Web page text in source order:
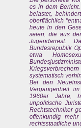
es in dem
belastet,
oberflächlich
heute in den
seien, die aus
Jugendarrest.
Bundesrepublik
etwa
systematisch
Bei den
Vergangenheit
1960er Jahre,
unpolitische
Rechtstechniker
offenkundig
rechtsstaatliche